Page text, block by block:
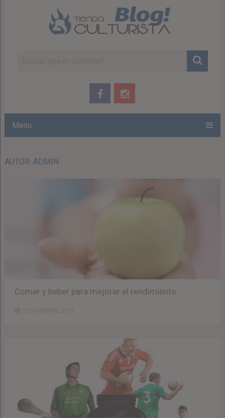
Menu
AUTOR: ADMIN
Comer y beber para mejorar el rendimiento